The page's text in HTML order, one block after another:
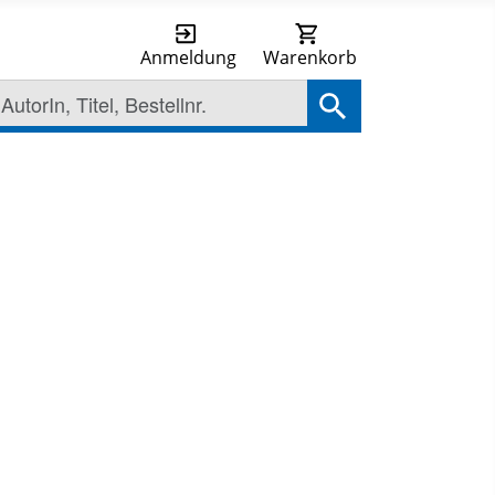
Anmeldung Warenkorb